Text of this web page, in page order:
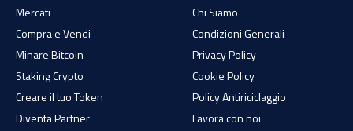
Mercati
Compra e Vendi
Minare Bitcoin
Staking Crypto
Creare il tuo Token
Diventa Partner
Chi Siamo
Condizioni Generali
Privacy Policy
Cookie Policy
Policy Antiriciclaggio
Lavora con noi